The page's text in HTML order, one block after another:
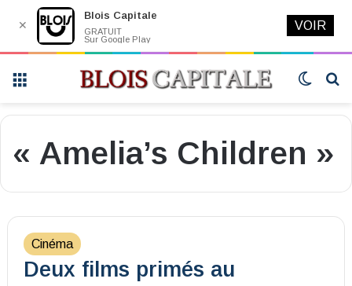
Switch
« Amelia’s Children »
Cinéma
Deux films primés au
✕
Blois Capitale
GRATUIT
Sur Google Play
VOIR